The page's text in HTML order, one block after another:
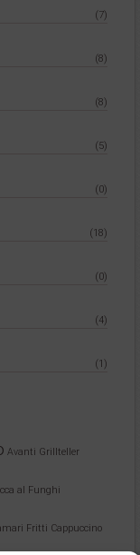
(7)
(8)
(8)
(5)
(0)
(18)
(0)
(4)
(1)
Avanti Grillteller
al Funghi
Fritti Cappuccino